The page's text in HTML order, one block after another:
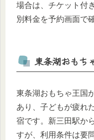
場合は、チケット付
別料金を予約画面で
東条湖おもち
東条湖おもちゃ王国
あり、子どもが疲れ
宿です。新三田駅か
すが、利用条件は要